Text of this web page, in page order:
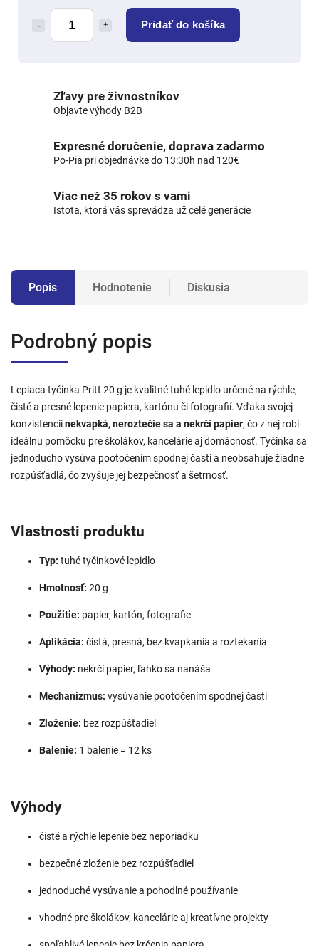
Pridať do košíka
Zľavy pre živnostníkov
Objavte výhody B2B
Expresné doručenie, doprava zadarmo
Po-Pia pri objednávke do 13:30h nad 120€
Viac než 35 rokov s vami
Istota, ktorá vás sprevádza už celé generácie
Popis Hodnotenie Diskusia
Podrobný popis
Lepiaca tyčinka Pritt 20 g je kvalitné tuhé lepidlo určené na rýchle,
čisté a presné lepenie papiera, kartónu či fotografií. Vďaka svojej
konzistenciinekvapká, neroztečie sa a nekrčí papier, čo z nej robí
ideálnu pomôcku pre školákov, kancelárie aj domácnosť. Tyčinka sa
jednoducho vysúva pootočením spodnej časti a neobsahuje žiadne
rozpúšťadlá, čo zvyšuje jej bezpečnosť a šetrnosť.
Vlastnosti produktu
Typ: tuhé tyčinkové lepidlo
Hmotnosť: 20 g
Použitie: papier, kartón, fotografie
Aplikácia: čistá, presná, bez kvapkania a roztekania
Výhody: nekrčí papier, ľahko sa nanáša
Mechanizmus: vysúvanie pootočením spodnej časti
Zloženie: bez rozpúšťadiel
Balenie: 1 balenie = 12 ks
Výhody
čisté a rýchle lepenie bez neporiadku
bezpečné zloženie bez rozpúšťadiel
jednoduché vysúvanie a pohodlné používanie
vhodné pre školákov, kancelárie aj kreatívne projekty